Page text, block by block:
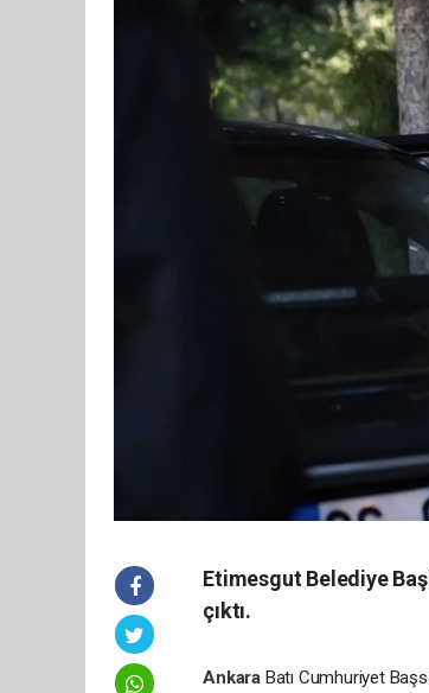
Etimesgut Belediye
çıktı.
Ankara Batı Cumhuriyet